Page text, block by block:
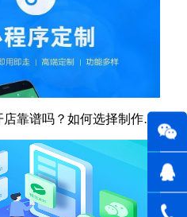
用微信小程序开店靠谱吗？如何选择制作小程序的平台？